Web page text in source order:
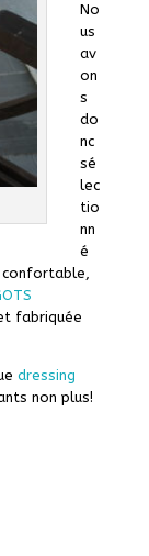
No
us
av
on
s
do
nc
sé
lec
tio
nn
é
fabriquée
dressing
non plus!